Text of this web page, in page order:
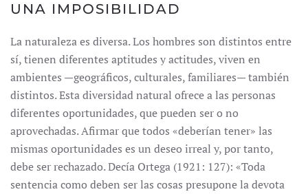
UNA IMPOSIBILIDAD
La naturaleza es diversa. Los hombres son distintos entre
sí, tienen diferentes aptitudes y actitudes, viven en
ambientes —geográficos, culturales, familiares— también
distintos. Esta diversidad natural ofrece a las personas
diferentes oportunidades, que pueden ser o no
aprovechadas. Afirmar que todos «deberían tener» las
mismas oportunidades es un deseo irreal y, por tanto,
debe ser rechazado. Decía Ortega (1921: 127): «Toda
sentencia como deben ser las cosas presupone la devota